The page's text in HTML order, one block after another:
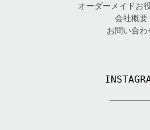
オーダーメイドお
会社概要
お問い合わ